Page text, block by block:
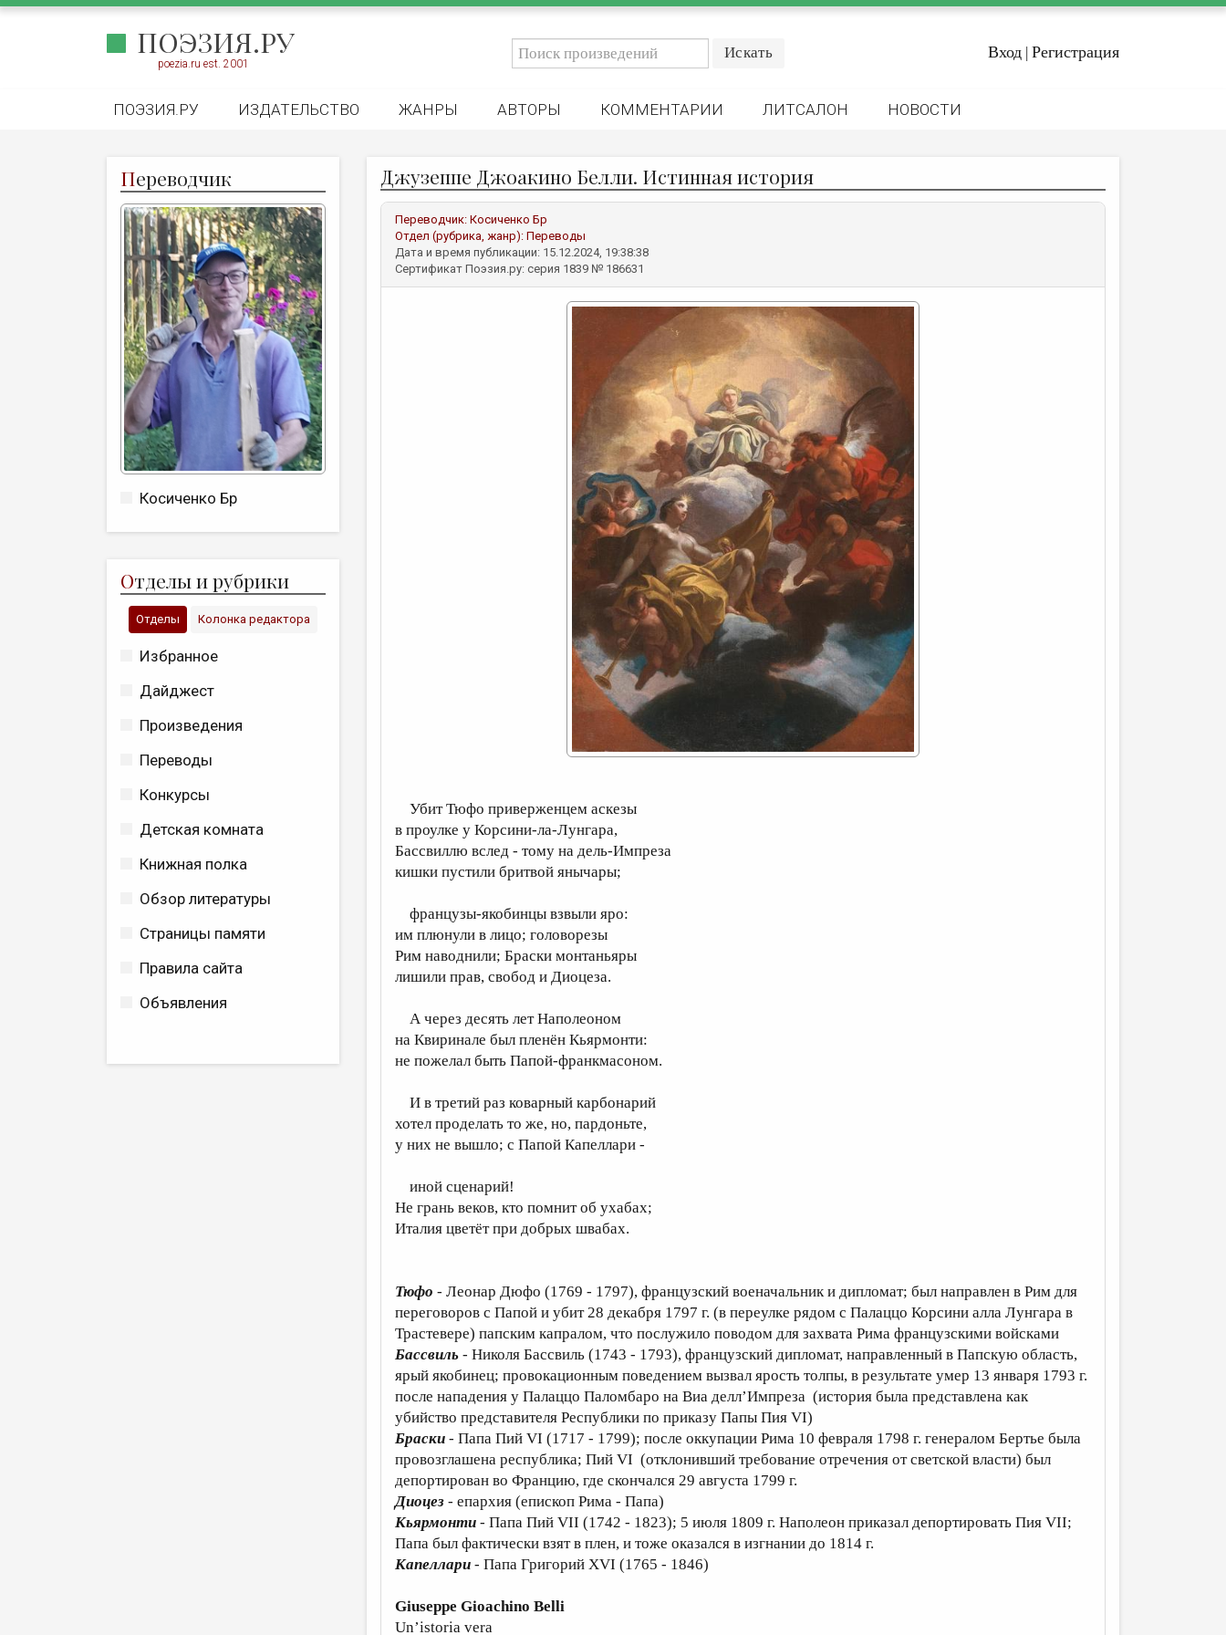
ПОЭЗИЯ.РУ
poezia.ru est. 2001
Вход | Регистрация
ПОЭЗИЯ.РУ ИЗДАТЕЛЬСТВО ЖАНРЫ АВТОРЫ КОММЕНТАРИИ ЛИТСАЛОН НОВОСТИ
Переводчик
Косиченко Бр
Отделы и рубрики
Отделы Колонка редактора
Избранное
Дайджест
Произведения
Переводы
Конкурсы
Детская комната
Книжная полка
Обзор литературы
Страницы памяти
Правила сайта
Объявления
Джузеппе Джоакино Белли. Истинная история
Переводчик: Косиченко Бр
Отдел (рубрика, жанр): Переводы
Дата и время публикации: 15.12.2024, 19:38:38
Сертификат Поэзия.ру: серия 1839 № 186631
Убит Тюфо приверженцем аскезы
в проулке у Корсини-ла-Лунгара,
Бассвиллю вслед - тому на дель-Импреза
кишки пустили бритвой янычары;
французы-якобинцы взвыли яро:
им плюнули в лицо; головорезы
Рим наводнили; Браски монтаньяры
лишили прав, свобод и Диоцеза.
А через десять лет Наполеоном
на Квиринале был пленён Кьярмонти:
не пожелал быть Папой-франкмасоном.
И в третий раз коварный карбонарий
хотел проделать то же, но, пардоньте,
у них не вышло; с Папой Капеллари -
иной сценарий!
Не грань веков, кто помнит об ухабах;
Италия цветёт при добрых швабах.
Тюфо - Леонар Дюфо (1769 - 1797), французский военачальник и дипломат; был направлен в Рим для
переговоров с Папой и убит 28 декабря 1797 г. (в переулке рядом c Палаццо Корсини алла Лунгара в
Трастевере) папским капралом, что послужило поводом для захвата Рима французскими войсками
Бассвиль - Николя Бассвиль (1743 - 1793), французский дипломат, направленный в Папскую область,
ярый якобинец; провокационным поведением вызвал ярость толпы, в результате умер 13 января 1793 г.
после нападения у Палаццо Паломбаро на Виа делл’Импреза (история была представлена как
убийство представителя Республики по приказу Папы Пия VI)
Браски - Папа Пий VI (1717 - 1799); после оккупации Рима 10 февраля 1798 г. генералом Бертье была
провозглашена республика; Пий VI (отклонивший требование отречения от светской власти) был
депортирован во Францию, где скончался 29 августа 1799 г.
Диоцез - епархия (епископ Рима - Папа)
Кьярмонти - Папа Пий VII (1742 - 1823); 5 июля 1809 г. Наполеон приказал депортировать Пия VII;
Папа был фактически взят в плен, и тоже оказался в изгнании до 1814 г.
Капеллари - Папа Григорий XVI (1765 - 1846)
Giuseppe Gioachino Belli
Un’istoria vera